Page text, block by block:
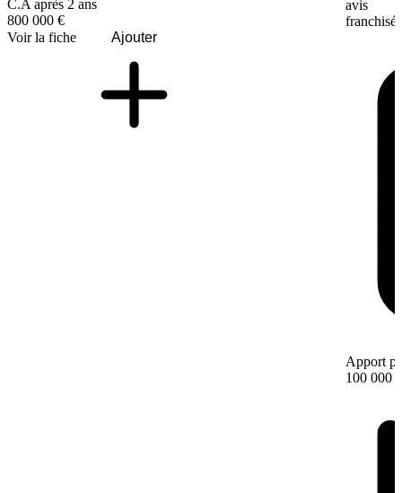
C.A après 2 ans
800 000 €
Voir la fiche
Ajouter
avis
franchisé
Apport
100 000 €